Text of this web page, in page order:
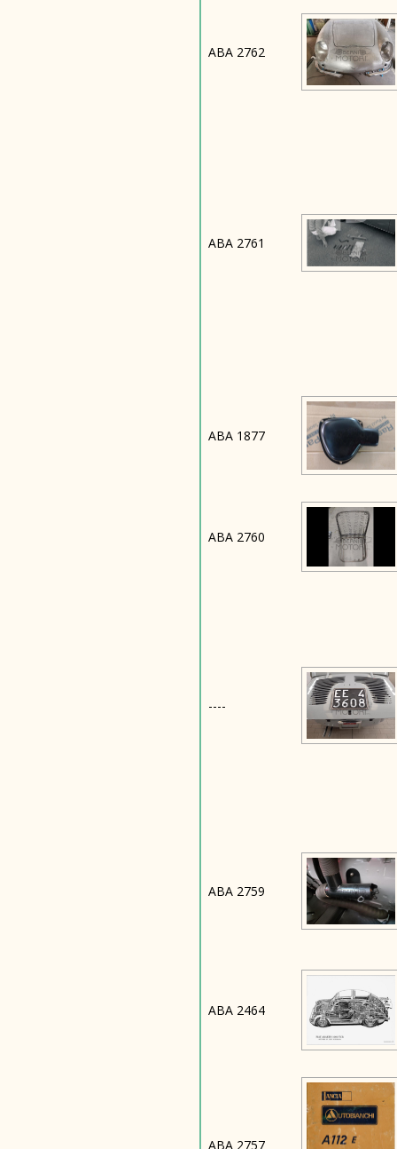
ABA 2762
ABA 2761
ABA 1877
ABA 2760
----
ABA 2759
ABA 2464
ABA 2757